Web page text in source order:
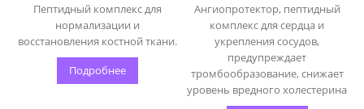
Пептидный комплекс для
нормализации и
восстановления костной ткани.
Подробнее
Ангиопротектор, пептидный
комплекс для сердца и
укрепления сосудов,
предупреждает
тромбообразование, снижает
уровень вредного холестерина